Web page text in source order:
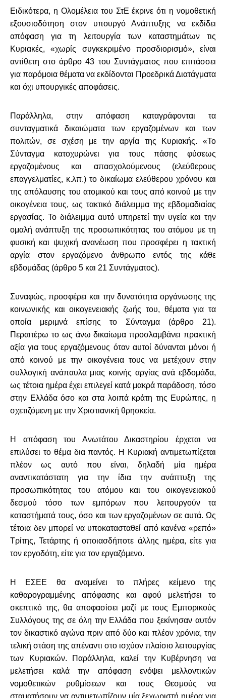
Ειδικότερα, η Ολομέλεια του ΣτΕ έκρινε ότι η νομοθετική
εξουσιοδότηση στον υπουργό Ανάπτυξης να εκδίδει
απόφαση για τη λειτουργία των καταστημάτων τις
Κυριακές, «χωρίς συγκεκριμένο προσδιορισμό», είναι
αντίθετη στο άρθρο 43 του Συντάγματος που επιτάσσει
για παρόμοια θέματα να εκδίδονται Προεδρικά Διατάγματα
και όχι υπουργικές αποφάσεις.
Παράλληλα, στην απόφαση καταγράφονται τα
συνταγματικά δικαιώματα των εργαζομένων και των
πολιτών, σε σχέση με την αργία της Κυριακής. «Το
Σύνταγμα κατοχυρώνει για τους πάσης φύσεως
εργαζομένους και απασχολούμενους (ελεύθερους
επαγγελματίες, κ.λπ.) το δικαίωμα ελεύθερου χρόνου και
της απόλαυσης του ατομικού και τους από κοινού με την
οικογένεια τους, ως τακτικό διάλειμμα της εβδομαδιαίας
εργασίας. Το διάλειμμα αυτό υπηρετεί την υγεία και την
ομαλή ανάπτυξη της προσωπικότητας του ατόμου με τη
φυσική και ψυχική ανανέωση που προσφέρει η τακτική
αργία στον εργαζόμενο άνθρωπο εντός της κάθε
εβδομάδας (άρθρο 5 και 21 Συντάγματος).
Συναφώς, προσφέρει και την δυνατότητα οργάνωσης της
κοινωνικής και οικογενειακής ζωής του, θέματα για τα
οποία μεριμνά επίσης το Σύνταγμα (άρθρο 21).
Περαιτέρω το ως άνω δικαίωμα προσλαμβάνει πρακτική
αξία για τους εργαζόμενους όταν αυτοί δύνανται μόνοι ή
από κοινού με την οικογένεια τους να μετέχουν στην
συλλογική ανάπαυλα μιας κοινής αργίας ανά εβδομάδα,
ως τέτοια ημέρα έχει επιλεγεί κατά μακρά παράδοση, τόσο
στην Ελλάδα όσο και στα λοιπά κράτη της Ευρώπης, η
σχετιζόμενη με την Χριστιανική θρησκεία.
Η απόφαση του Ανωτάτου Δικαστηρίου έρχεται να
επιλύσει το θέμα δια παντός. Η Κυριακή αντιμετωπίζεται
πλέον ως αυτό που είναι, δηλαδή μία ημέρα
αναντικατάστατη για την ίδια την ανάπτυξη της
προσωπικότητας του ατόμου και του οικογενειακού
δεσμού τόσο των εμπόρων που λειτουργούν τα
καταστήματά τους, όσο και των εργαζομένων σε αυτά. Ως
τέτοια δεν μπορεί να υποκατασταθεί από κανένα «ρεπό»
Τρίτης, Τετάρτης ή οποιασδήποτε άλλης ημέρα, είτε για
τον εργοδότη, είτε για τον εργαζόμενο.
Η ΕΣΕΕ θα αναμείνει το πλήρες κείμενο της
καθαρογραμμένης απόφασης και αφού μελετήσει το
σκεπτικό της, θα αποφασίσει μαζί με τους Εμπορικούς
Συλλόγους της σε όλη την Ελλάδα που ξεκίνησαν αυτόν
τον δικαστικό αγώνα πριν από δύο και πλέον χρόνια, την
τελική στάση της απέναντι στο ισχύον πλαίσιο λειτουργίας
των Κυριακών. Παράλληλα, καλεί την Κυβέρνηση να
μελετήσει καλά την απόφαση ενόψει μελλοντικών
νομοθετικών ρυθμίσεων και τους Θεσμούς να